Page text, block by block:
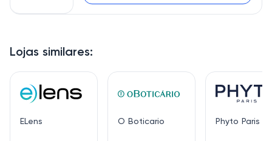
Lojas similares:
ELens O Boticario Phyto Paris